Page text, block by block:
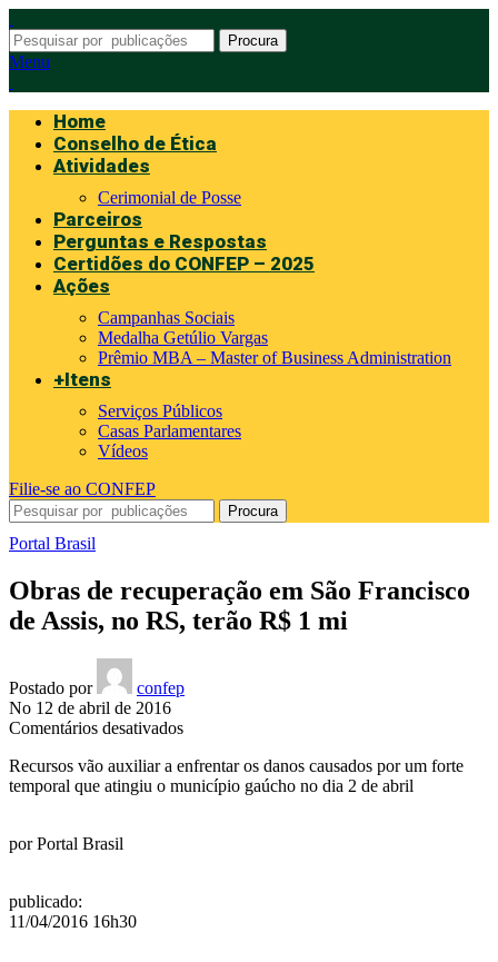
Procura
Menu
Home
Conselho de Ética
Atividades
Cerimonial de Posse
Parceiros
Perguntas e Respostas
Certidões do CONFEP – 2025
Ações
Campanhas Sociais
Medalha Getúlio Vargas
Prêmio MBA – Master of Business Administration
+Itens
Serviços Públicos
Casas Parlamentares
Vídeos
Filie-se ao CONFEP
Procura
Portal Brasil
Obras de recuperação em São Francisco
de Assis, no RS, terão R$ 1 mi
Postado por
confep
No 12 de abril de 2016
Comentários desativadosem
de
recuperação
Recursos vão auxiliar a enfrentar os danos causados por um forte
temporal que atingiu o município gaúcho no dia 2 de abril
porPortal Brasil
publicado:
11/04/2016 16h30